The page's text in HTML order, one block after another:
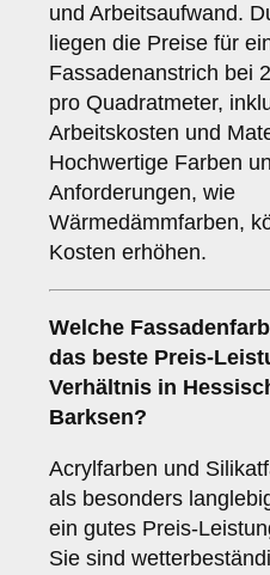
und Arbeitsaufwand.
liegen die Preise für
Fassadenanstrich bei
pro Quadratmeter,
Arbeitskosten und
Hochwertige Farben
Anforderungen, wie
Wärmedämmfarben,
Kosten erhöhen.
Welche
das beste Preis-
Verhältnis in
Barksen?
Acrylfarben und
als besonders
ein gutes Preis-
Sie sind